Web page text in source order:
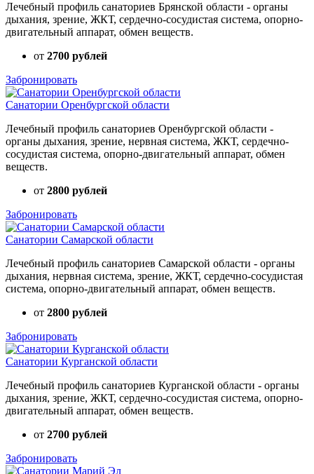
Лечебный профиль санаториев Брянской области - органы
дыхания, зрение, ЖКТ, сердечно-сосудистая система, опорно-
двигательный аппарат, обмен веществ.
от 2700 рублей
Забронировать
Санатории Оренбургской области
Лечебный профиль санаториев Оренбургской области -
органы дыхания, зрение, нервная система, ЖКТ, сердечно-
сосудистая система, опорно-двигательный аппарат, обмен
веществ.
от 2800 рублей
Забронировать
Санатории Самарской области
Лечебный профиль санаториев Самарской области - органы
дыхания, нервная система, зрение, ЖКТ, сердечно-сосудистая
система, опорно-двигательный аппарат, обмен веществ.
от 2800 рублей
Забронировать
Санатории Курганской области
Лечебный профиль санаториев Курганской области - органы
дыхания, зрение, ЖКТ, сердечно-сосудистая система, опорно-
двигательный аппарат, обмен веществ.
от 2700 рублей
Забронировать